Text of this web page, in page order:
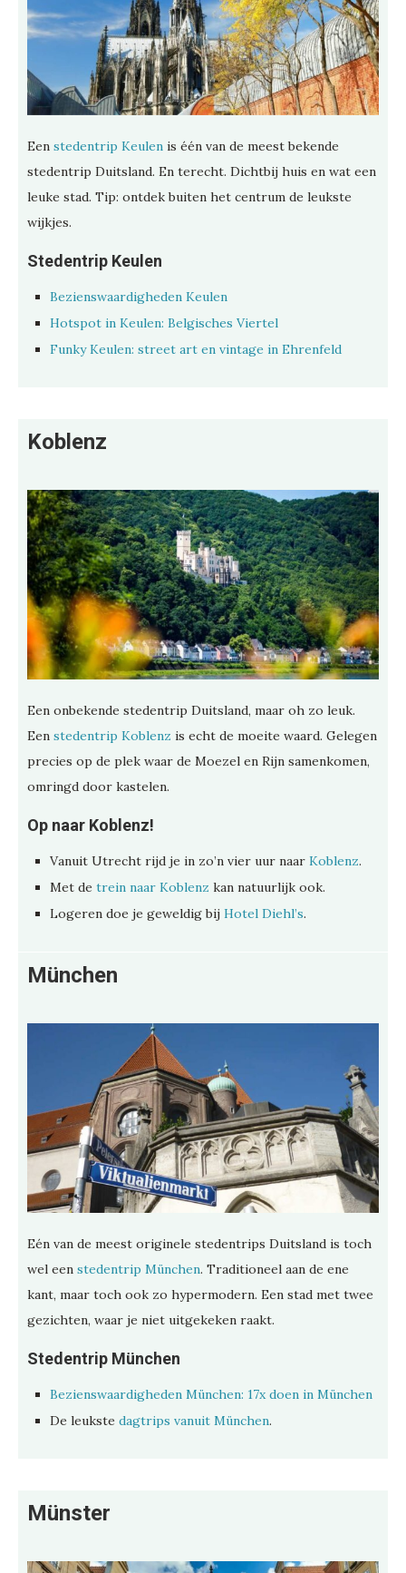
Een stedentrip Keulen is één van de meest bekende
stedentrip Duitsland. En terecht. Dichtbij huis en wat een
leuke stad. Tip: ontdek buiten het centrum de leukste
wijkjes.
Stedentrip Keulen
Bezienswaardigheden Keulen
Hotspot in Keulen: Belgisches Viertel
Funky Keulen: street art en vintage in Ehrenfeld
Koblenz
Een onbekende stedentrip Duitsland, maar oh zo leuk.
Een stedentrip Koblenz is echt de moeite waard. Gelegen
precies op de plek waar de Moezel en Rijn samenkomen,
omringd door kastelen.
Op naar Koblenz!
Vanuit Utrecht rijd je in zo’n vier uur naar Koblenz.
Met de trein naar Koblenz kan natuurlijk ook.
Logeren doe je geweldig bij Hotel Diehl’s.
München
Eén van de meest originele stedentrips Duitsland is toch
wel een stedentrip München. Traditioneel aan de ene
kant, maar toch ook zo hypermodern. Een stad met twee
gezichten, waar je niet uitgekeken raakt.
Stedentrip München
Bezienswaardigheden München: 17x doen in München
De leukste dagtrips vanuit München.
Münster